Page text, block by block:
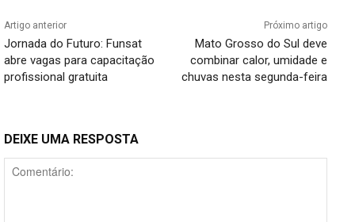
Artigo anterior
Jornada do Futuro: Funsat
abre vagas para capacitação
profissional gratuita
Próximo artigo
Mato Grosso do Sul deve
combinar calor, umidade e
chuvas nesta segunda-feira
DEIXE UMA RESPOSTA